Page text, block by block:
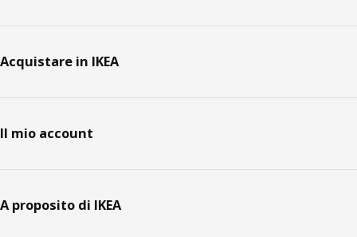
Acquistare in IKEA
Il mio account
A proposito di IKEA